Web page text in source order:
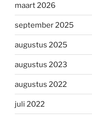
maart 2026
september 2025
augustus 2025
augustus 2023
augustus 2022
juli 2022